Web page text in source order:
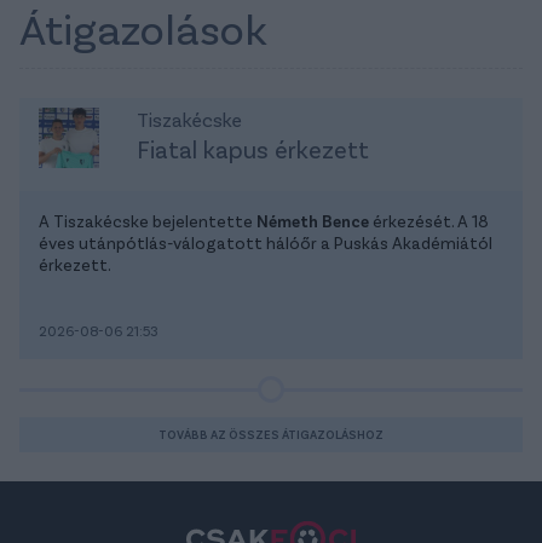
Átigazolások
Tiszakécske
Fiatal kapus érkezett
A Tiszakécske bejelentette Németh Bence érkezését. A 18
éves utánpótlás-válogatott hálóőr a Puskás Akadémiától
érkezett.
2026-08-06 21:53
TOVÁBB AZ ÖSSZES ÁTIGAZOLÁSHOZ